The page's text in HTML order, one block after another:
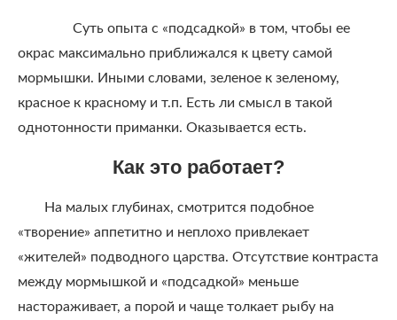
Суть опыта с «подсадкой» в том, чтобы ее
окрас максимально приближался к цвету самой
мормышки. Иными словами, зеленое к зеленому,
красное к красному и т.п. Есть ли смысл в такой
однотонности приманки. Оказывается есть.
Как это работает?
На малых глубинах, смотрится подобное
«творение» аппетитно и неплохо привлекает
«жителей» подводного царства. Отсутствие контраста
между мормышкой и «подсадкой» меньше
настораживает, а порой и чаще толкает рыбу на